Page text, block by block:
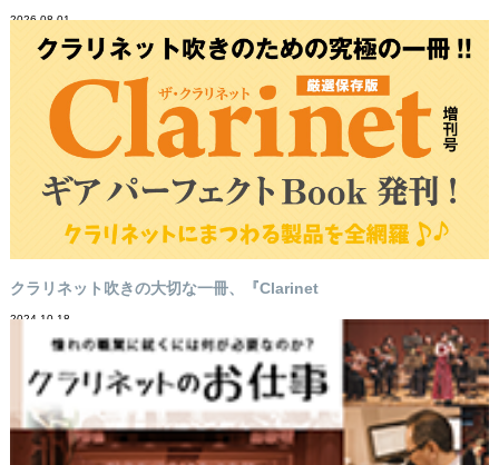
2026-08-01
クラリネット吹きの大切な一冊、『Clarinet
2024-10-18